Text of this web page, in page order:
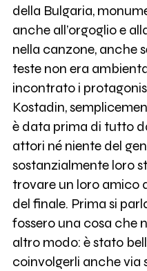
della Bulgaria,
anche all’orgoglio e
nella canzone, anche
teste non era
incontrato i
Kostadin,
è data prima di tutto
attori né niente del
sostanzialmente loro
trovare un loro amico
del finale. Prima si
fossero una cosa che
altro modo: è stato
coinvolgerli anche via